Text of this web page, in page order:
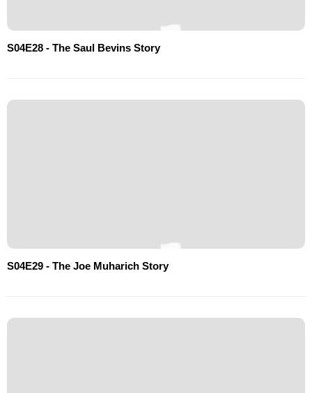
S04E28 - The Saul Bevins Story
S04E29 - The Joe Muharich Story